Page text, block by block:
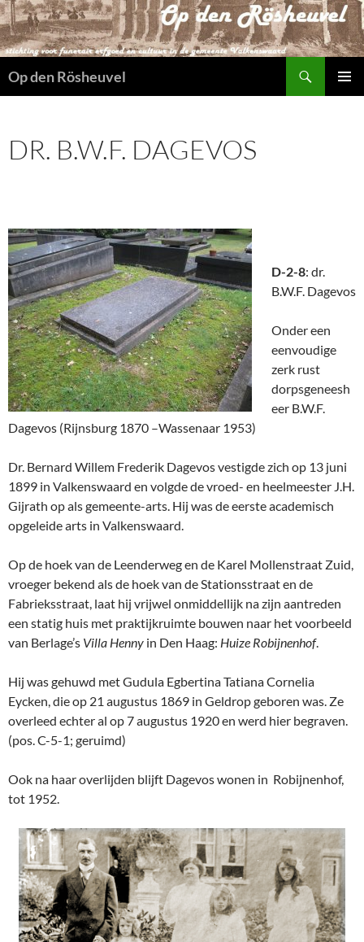
Ga
naar
de
Op den Rösheuvel
DR. B.W.F. DAGEVOS
D-2-8: dr.
B.W.F. Dagevos
Onder een
eenvoudige
zerk rust
dorpsgeneesh
eer B.W.F.
Dagevos (Rijnsburg 1870 –Wassenaar 1953)
Dr. Bernard Willem Frederik Dagevos vestigde zich op 13 juni
1899 in Valkenswaard en volgde de vroed- en heelmeester J.H.
Gijrath op als gemeente-arts. Hij was de eerste academisch
opgeleide arts in Valkenswaard.
Op de hoek van de Leenderweg en de Karel Mollenstraat Zuid,
vroeger bekend als de hoek van de Stationsstraat en de
Fabrieksstraat, laat hij vrijwel onmiddellijk na zijn aantreden
een statig huis met praktijkruimte bouwen naar het voorbeeld
van Berlage’s Villa Henny in Den Haag: Huize Robijnenhof.
Hij was gehuwd met Gudula Egbertina Tatiana Cornelia
Eycken, die op 21 augustus 1869 in Geldrop geboren was. Ze
overleed echter al op 7 augustus 1920 en werd hier begraven.
(pos. C-5-1; geruimd)
Ook na haar overlijden blijft Dagevos wonen in Robijnenhof,
tot 1952.